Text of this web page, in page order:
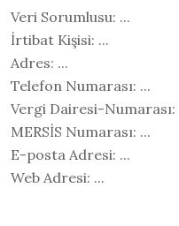
Veri Sorumlusu: ...
İrtibat Kişisi: ...
Adres: ...
Telefon Numarası: ...
Vergi Dairesi-Numarası:
MERSİS Numarası: ...
E-posta Adresi: ...
Web Adresi: ...